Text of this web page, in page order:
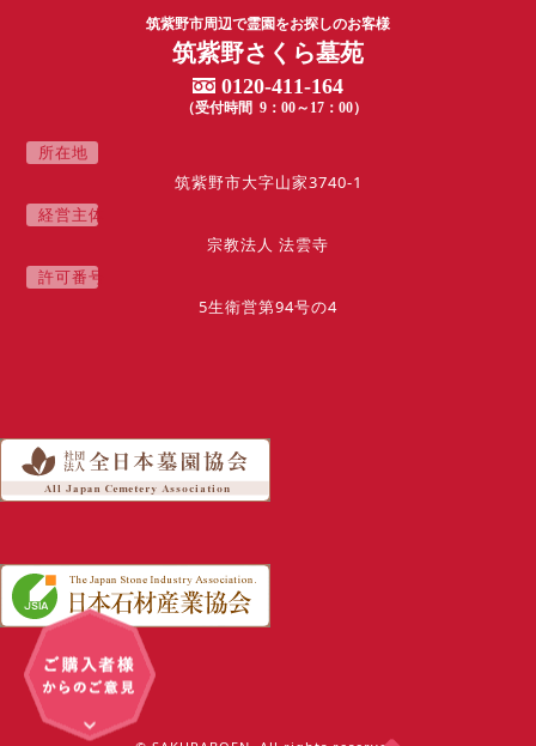
筑紫野市周辺で霊園をお探しのお客様
筑紫野さくら墓苑
0120-411-164
（受付時間 9：00～17：00）
所在地
筑紫野市大字山家3740-1
経営主体
宗教法人 法雲寺
許可番号
5生衛営第94号の4